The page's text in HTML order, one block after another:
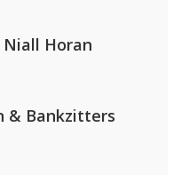
Horan
& Bankzitters